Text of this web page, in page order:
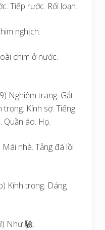
Tiếp rước. Rối loạn.
nghịch.
chim ở nước.
Nghiêm trang. Gắt.
trọng. Kính sợ. Tiếng
Quần áo. Họ.
nhà. Tảng đá lồi
Kính trọng. Dáng
) Như 驗.